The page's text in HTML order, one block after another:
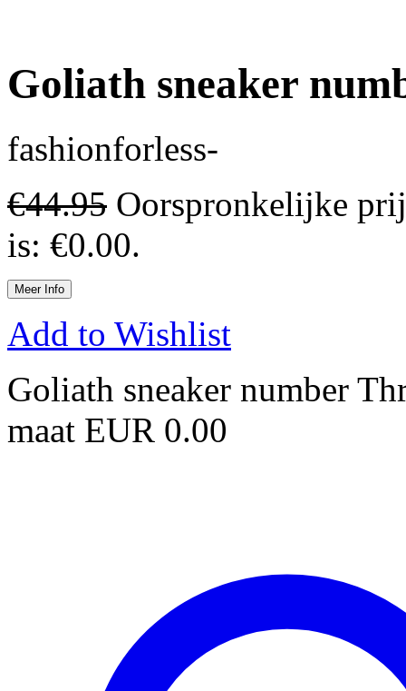
Goliath sneaker
fashionforless-
€44.95 Oorspronkelijke
is: €0.00.
Meer Info
Add to Wishlist
Goliath sneaker number
maat EUR 0.00